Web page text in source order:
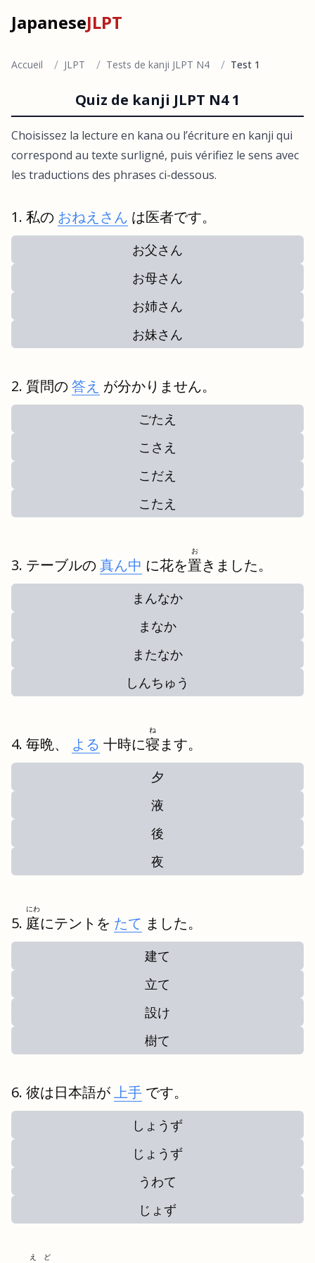
JapaneseJLPT
Accueil / JLPT / Tests de kanji JLPT N4 / Test 1
Quiz de kanji JLPT N4 1
Choisissez la lecture en kana ou l’écriture en kanji qui
correspond au texte surligné, puis vérifiez le sens avec
les traductions des phrases ci-dessous.
私の おねえさん は医者です。
お父さん
お母さん
お姉さん
お妹さん
質問の 答え が分かりません。
ごたえ
こさえ
こだえ
こたえ
テーブルの 真ん中 に花を置
お
きました。
まんなか
まなか
またなか
しんちゅう
毎晩、 よる 十時に寝
ね
ます。
夕
液
後
夜
庭
にわ
にテントを たて ました。
建て
立て
設け
樹て
彼は日本語が上手 です。
しょうず
じょうず
うわて
じょず
えど